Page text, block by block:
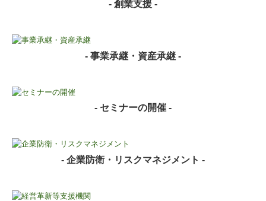
- 創業支援 -
- 事業承継・資産承継 -
- セミナーの開催 -
- 企業防衛・リスクマネジメント -